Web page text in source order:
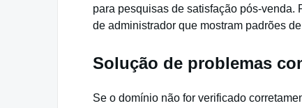
para pesquisas de satisfação pós-venda.
de administrador que mostram padrões
Solução de problemas
Se o domínio não for verificado